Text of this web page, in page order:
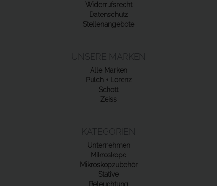
Widerrufsrecht
Datenschutz
Stellenangebote
UNSERE MARKEN
Alle Marken
Pulch + Lorenz
Schott
Zeiss
KATEGORIEN
Unternehmen
Mikroskope
Mikroskopzubehör
Stative
Beleuchtung